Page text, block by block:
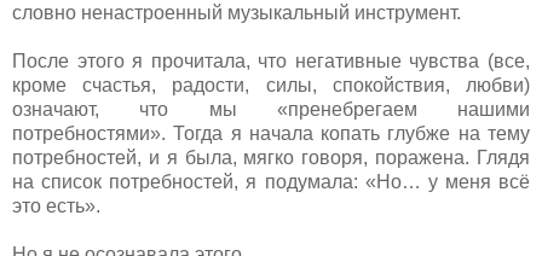
словно ненастроенный музыкальный инструмент.
После этого я прочитала, что негативные чувства (все,
кроме счастья, радости, силы, спокойствия, любви)
означают, что мы «пренебрегаем нашими
потребностями». Тогда я начала копать глубже на тему
потребностей, и я была, мягко говоря, поражена. Глядя
на список потребностей, я подумала: «Но… у меня всё
это есть».